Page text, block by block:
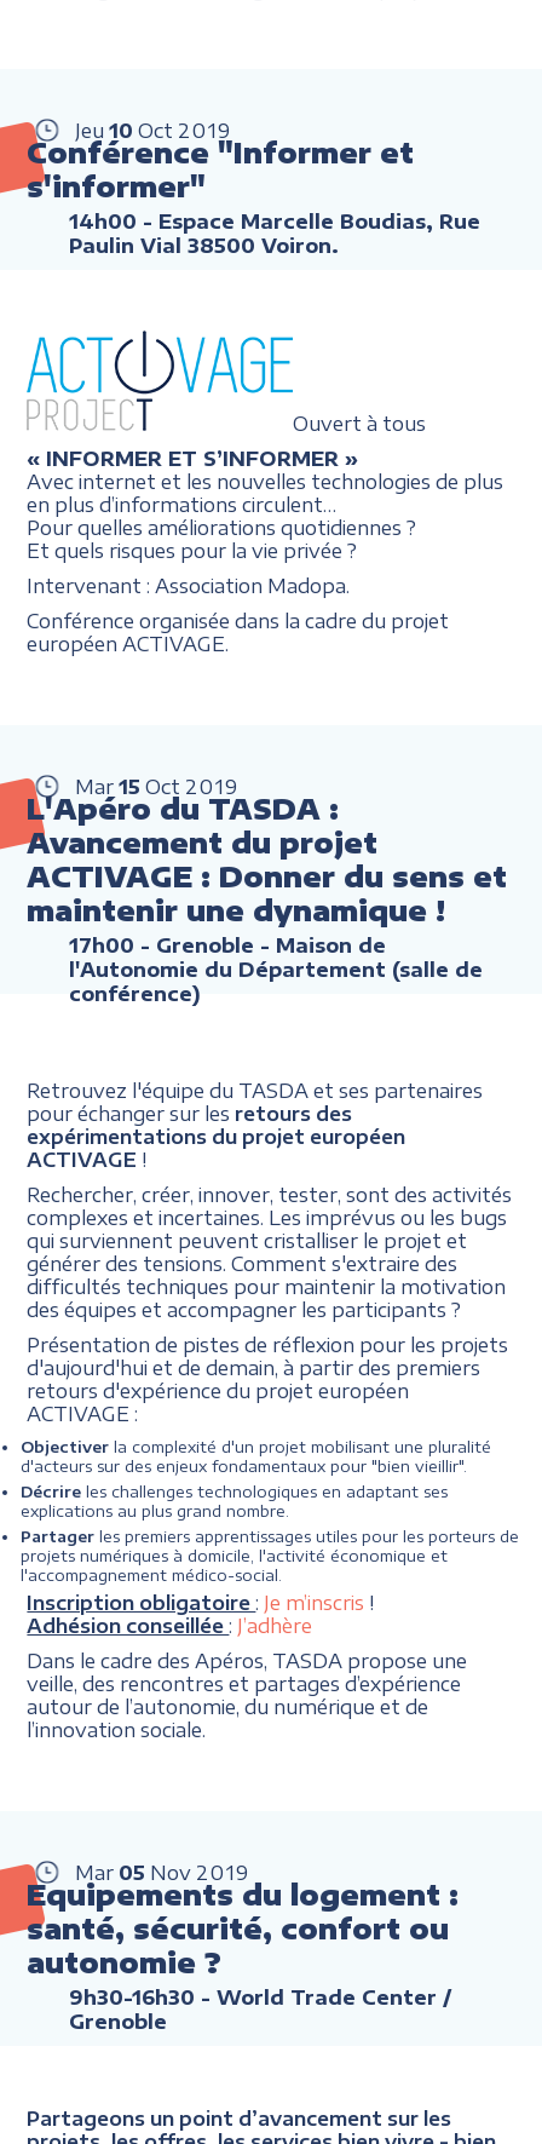
Jeu 10 Oct 2019
Conférence "Informer et
s'informer"
14h00 - Espace Marcelle Boudias, Rue
Paulin Vial 38500 Voiron.
Ouvert à tous
« INFORMER ET S’INFORMER »
Avec internet et les nouvelles technologies de plus
en plus d’informations circulent…
Pour quelles améliorations quotidiennes ?
Et quels risques pour la vie privée ?
Intervenant : Association Madopa.
Conférence organisée dans la cadre du projet
européen ACTIVAGE.
Mar 15 Oct 2019
L'Apéro du TASDA :
Avancement du projet
ACTIVAGE : Donner du sens et
maintenir une dynamique !
17h00 - Grenoble - Maison de
l'Autonomie du Département (salle de
conférence)
Retrouvez l'équipe du TASDA et ses partenaires
pour échanger sur les retours des
expérimentations du projet européen
ACTIVAGE !
Rechercher, créer, innover, tester, sont des activités
complexes et incertaines. Les imprévus ou les bugs
qui surviennent peuvent cristalliser le projet et
générer des tensions. Comment s'extraire des
difficultés techniques pour maintenir la motivation
des équipes et accompagner les participants ?
Présentation de pistes de réflexion pour les projets
d'aujourd'hui et de demain, à partir des premiers
retours d'expérience du projet européen
ACTIVAGE :
Objectiver la complexité d'un projet mobilisant une pluralité
d'acteurs sur des enjeux fondamentaux pour "bien vieillir".
Décrire les challenges technologiques en adaptant ses
explications au plus grand nombre.
Partager les premiers apprentissages utiles pour les porteurs de
projets numériques à domicile, l'activité économique et
l'accompagnement médico-social.
Inscription obligatoire: Je m’inscris !
Adhésion conseillée: J’adhère
Dans le cadre des Apéros, TASDA propose une
veille, des rencontres et partages d’expérience
autour de l’autonomie, du numérique et de
l’innovation sociale.
Mar 05 Nov 2019
Equipements du logement :
santé, sécurité, confort ou
autonomie ?
9h30-16h30 - World Trade Center /
Grenoble
Partageons un point d’avancement sur les